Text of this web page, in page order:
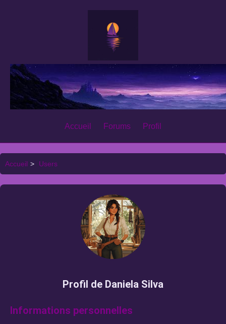
Accueil Forums Profil
Accueil > Users
Profil de Daniela Silva
Informations personnelles